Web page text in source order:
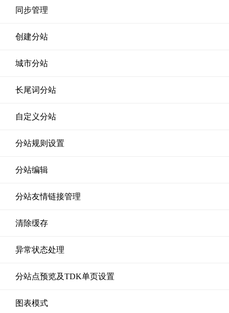
同步管理
创建分站
城市分站
长尾词分站
自定义分站
分站规则设置
分站编辑
分站友情链接管理
清除缓存
异常状态处理
分站点预览及TDK单页设置
图表模式